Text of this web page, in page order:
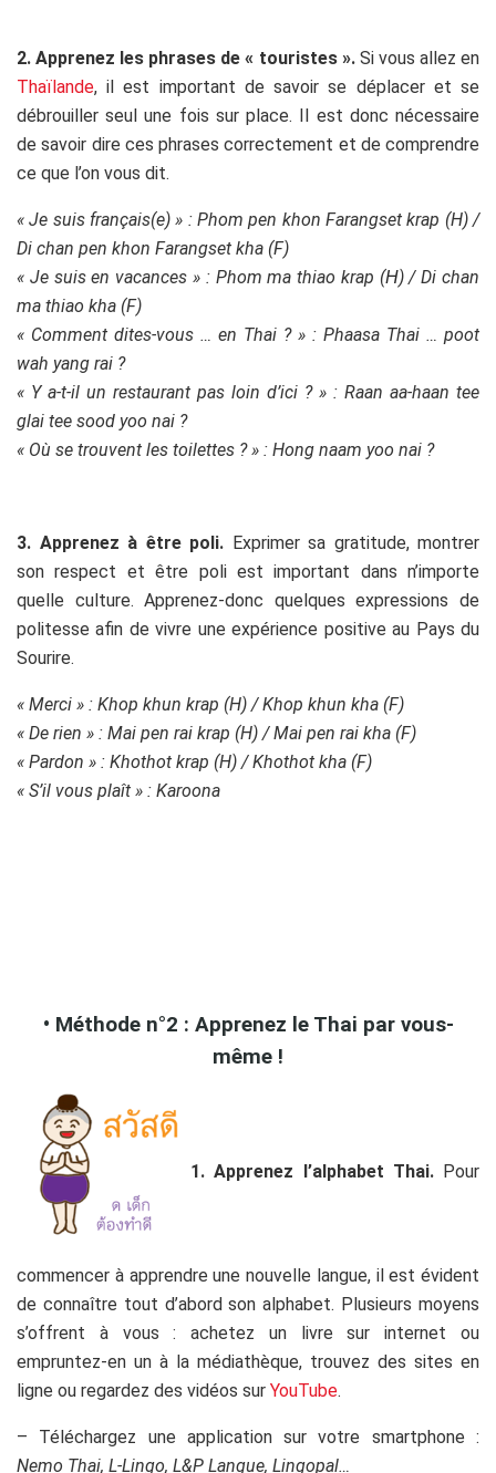
2. Apprenez les phrases de « touristes ».Si vous allez en
Thaïlande, il est important de savoir se déplacer et se
débrouiller seul une fois sur place. Il est donc nécessaire
de savoir dire ces phrases correctement et de comprendre
ce que l’on vous dit.
« Je suis français(e) » : Phom pen khon Farangset krap (H) /
Di chan pen khon Farangset kha (F)
« Je suis en vacances » : Phom ma thiao krap (H) / Di chan
ma thiao kha (F)
« Comment dites-vous … en Thai ? » : Phaasa Thai … poot
wah yang rai ?
« Y a-t-il un restaurant pas loin d’ici ? » : Raan aa-haan tee
glai tee sood yoo nai ?
« Où se trouvent les toilettes ? » : Hong naam yoo nai ?
3. Apprenez à être poli. Exprimer sa gratitude, montrer
son respect et être poli est important dans n’importe
quelle culture. Apprenez-donc quelques expressions de
politesse afin de vivre une expérience positive au Pays du
Sourire.
« Merci » : Khop khun krap (H) /Khop khun kha (F)
« De rien » : Mai pen rai krap (H) / Mai pen rai kha (F)
« Pardon » : Khothot krap (H) / Khothot kha (F)
« S’il vous plaît » : Karoona
• Méthode n°2 : Apprenez le Thai par vous-
même !
1. Apprenez l’alphabet Thai.Pour
commencer à apprendre une nouvelle langue, il est évident
de connaître tout d’abord son alphabet. Plusieurs moyens
s’offrent à vous : achetez un livre sur internet ou
empruntez-en un à la médiathèque, trouvez des sites en
ligne ou regardez des vidéos sur YouTube.
– Téléchargez une application sur votre smartphone :
Nemo Thai, L-Lingo, L&P Langue, Lingopal…